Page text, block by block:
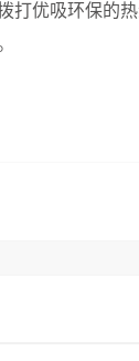
打优吸环保的